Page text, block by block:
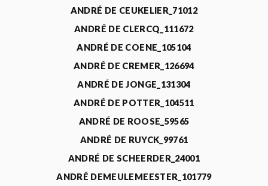
ANDRÉ DE CEUKELIER_71012
ANDRÉ DE CLERCQ_111672
ANDRÉ DE COENE_105104
ANDRÉ DE CREMER_126694
ANDRÉ DE JONGE_131304
ANDRÉ DE POTTER_104511
ANDRÉ DE ROOSE_59565
ANDRÉ DE RUYCK_99761
ANDRÉ DE SCHEERDER_24001
ANDRÉ DEMEULEMEESTER_101779